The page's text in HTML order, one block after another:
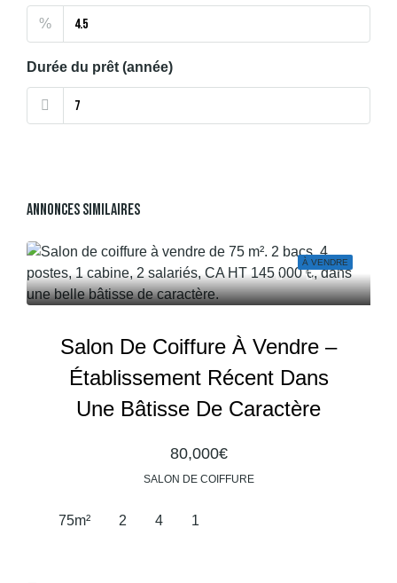
%
Durée du prêt (année)
Annonces Similaires
À VENDRE
Salon De Coiffure À Vendre –
Établissement Récent Dans
Une Bâtisse De Caractère
80,000€
SALON DE COIFFURE
75m² 2 4 1